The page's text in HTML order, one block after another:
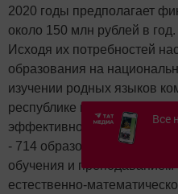
2020 годы предполагает
около 150 млн рублей в год.
Исходя их потребностей
образования на
изучении родных языков
республике народов, на
эффективно
- 714 образовательных
обучения и преподаванием
естественно-
Все